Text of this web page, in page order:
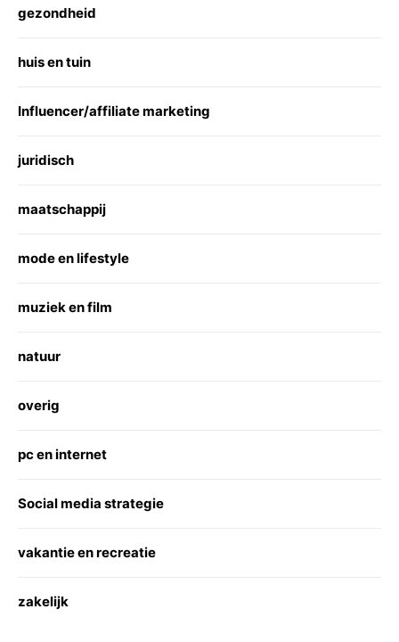
gezondheid
huis en tuin
Influencer/affiliate marketing
juridisch
maatschappij
mode en lifestyle
muziek en film
natuur
overig
pc en internet
Social media strategie
vakantie en recreatie
zakelijk